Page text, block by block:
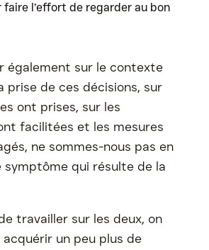
l’effort de regarder au bon
également sur le contexte
prise de ces décisions, sur
ont prises, sur les
facilitées et les mesures
ne sommes-nous pas en
qui résulte de la
travailler sur les deux, on
un peu plus de